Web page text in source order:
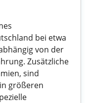
bei etwa
von der
Zusätzliche
sind
größeren